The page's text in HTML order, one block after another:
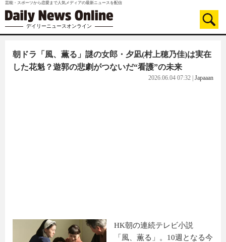
芸能・スポーツから恋愛まで人気メディアの最新ニュースを配信
デイリーニュースオンライン
朝ドラ「風、薫る」謎の女郎・夕凪(村上穂乃佳)は実在
した花魁？遊郭の悲劇がつないだ“看護”の未来
2026.06.04 07:32 Japaaan
HK朝の連続テレビ小説
「風、薫る」。10週となる今